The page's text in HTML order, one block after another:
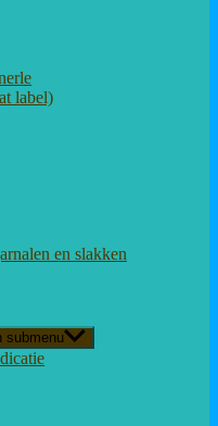
label)
en slakken
submenu